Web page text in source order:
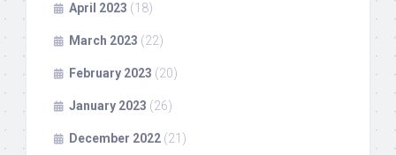
April 2023 (18)
March 2023 (22)
February 2023 (20)
January 2023 (26)
December 2022 (21)